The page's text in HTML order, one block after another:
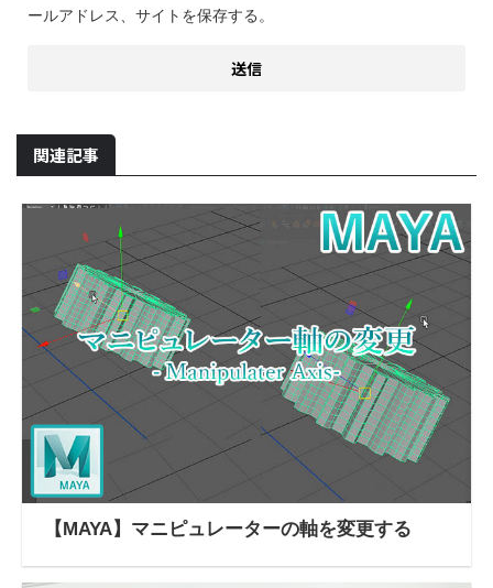
ールアドレス、サイトを保存する。
関連記事
【MAYA】マニピュレーターの軸を変更する